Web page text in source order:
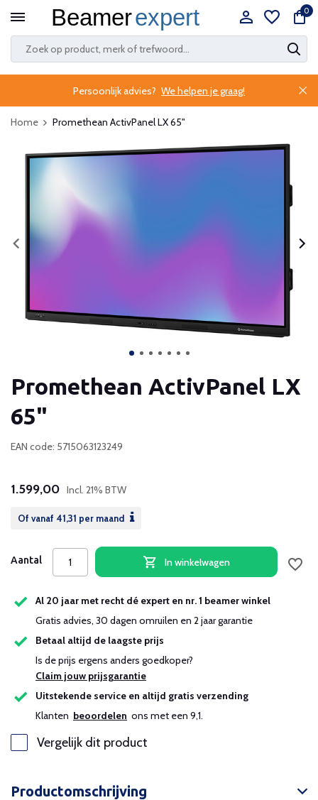
0
Persoonlijk advies? We helpen je graag!
Home Promethean ActivPanel LX 65"
Promethean ActivPanel LX
65"
EAN code: 5715063123249
1.599,00 Incl. 21% BTW
Of vanaf 41,31 per maand
Aantal In winkelwagen
Al 20 jaar met recht dé expert en nr. 1 beamer winkel
Gratis advies, 30 dagen omruilen en 2 jaar garantie
Betaal altijd de laagste prijs
Is de prijs ergens anders goedkoper?
Claim jouw prijsgarantie
Uitstekende service en altijd gratis verzending
Klanten beoordelen ons met een 9,1.
Vergelijk dit product
Productomschrijving